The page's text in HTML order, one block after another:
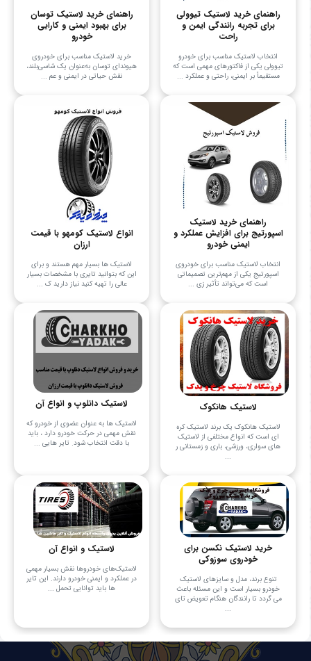
راهنمای خرید لاستیک تیوولی
برای تجربه رانندگی ایمن و
راحت
انتخاب لاستیک مناسب برای خودرو
تیوولی یکی از فاکتورهای مهمی است که
مستقیماً بر ایمنی، راحتی و عملکرد ...
راهنمای خرید لاستیک توسان
برای بهبود ایمنی و کارایی
خودرو
خرید لاستیک مناسب برای خودروی
هیوندای توسان به‌عنوان یک شاسی‌بلند،
نقش حیاتی در ایمنی و عم ...
راهنمای خرید لاستیک
اسپورتیج برای افزایش عملکرد و
ایمنی خودرو
انتخاب لاستیک مناسب برای خودروی
اسپورتیج یکی از مهم‌ترین تصمیماتی
است که می‌تواند تأثیر زی ...
انواع لاستیک کومهو با قیمت
ارزان
لاستیک ها بسیار مهم هستند و برای
این که بتوانید تایری با مشخصات بسیار
عالی را تهیه کنید نیاز دارید ک ...
لاستیک هانکوک
لاستیک هانکوک یک برند لاستیک کره
ای است که انواع مختلفی از لاستیک
های سواری، ورزشی، باری و زمستانی ر
...
لاستیک دانلوپ و انواع آن
لاستیک ها به عنوان عضوی از خودرو که
نقش مهمی در حرکت خودرو دارد ، باید
با دقت انتخاب شود. تایر هایی ...
خرید لاستیک نکسن برای
خودروی سوزوکی
تنوع برند، مدل و سایزهای لاستیک
خودرو بسیار است و این مسئله باعث
می گردد تا رانندگان هنگام تعویض تای
...
لاستیک‌ و انواع آن
لاستیک‌های خودروها نقش بسیار مهمی
در عملکرد و ایمنی خودرو دارند. این تایر
ها باید توانایی تحمل ...